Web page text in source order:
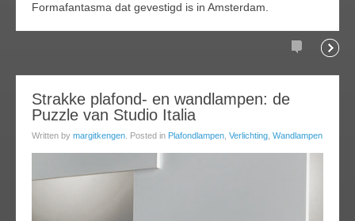
Formafantasma dat gevestigd is in Amsterdam.
Comments
Strakke plafond- en wandlampen: de
Puzzle van Studio Italia
Written by margitkengen . Posted in Plafondlampen Verlichting Wandlampen